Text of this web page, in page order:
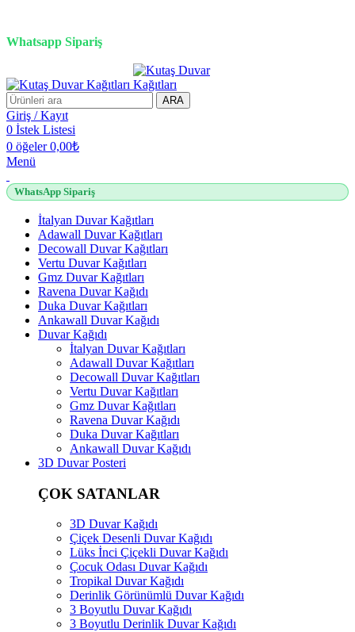
Whatsapp Sipariş
ARA
Giriş / Kayıt
0 İstek Listesi
0 öğeler 0,00₺
Menü
WhatsApp Sipariş
İtalyan Duvar Kağıtları
Adawall Duvar Kağıtları
Decowall Duvar Kağıtları
Vertu Duvar Kağıtları
Gmz Duvar Kağıtları
Ravena Duvar Kağıdı
Duka Duvar Kağıtları
Ankawall Duvar Kağıdı
Duvar Kağıdı
İtalyan Duvar Kağıtları
Adawall Duvar Kağıtları
Decowall Duvar Kağıtları
Vertu Duvar Kağıtları
Gmz Duvar Kağıtları
Ravena Duvar Kağıdı
Duka Duvar Kağıtları
Ankawall Duvar Kağıdı
3D Duvar Posteri
ÇOK SATANLAR
3D Duvar Kağıdı
Çiçek Desenli Duvar Kağıdı
Lüks İnci Çiçekli Duvar Kağıdı
Çocuk Odası Duvar Kağıdı
Tropikal Duvar Kağıdı
Derinlik Görünümlü Duvar Kağıdı
3 Boyutlu Duvar Kağıdı
3 Boyutlu Derinlik Duvar Kağıdı